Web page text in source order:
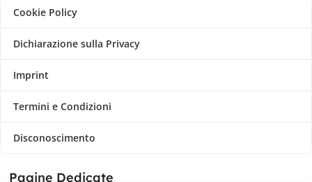
Cookie Policy
Dichiarazione sulla Privacy
Imprint
Termini e Condizioni
Disconoscimento
Pagine Dedicate